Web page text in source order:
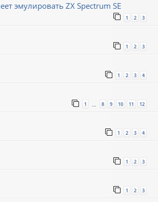
эмулировать ZX Spectrum SE
1 2 3
1 2 3
1 2 3 4
1 8 9 10 11 12
1 2 3 4
1 2 3
1 2 3